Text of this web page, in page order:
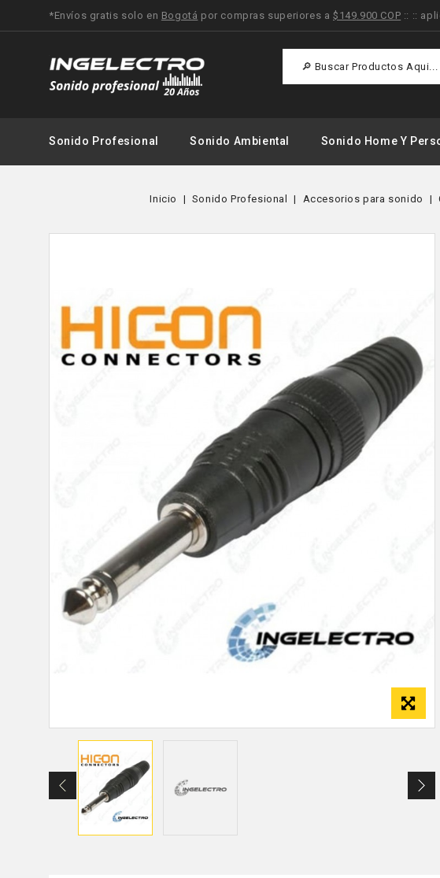
*Envíos gratis solo en Bogotá por compras superiores a$149.900 COP :: ::
Sonido Profesional Sonido Ambiental Sonido Home Y
Inicio Sonido Profesional Accesorios para sonido